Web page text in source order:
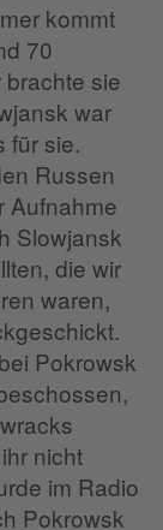
kommt
70
sie
war
für sie.
Russen
Aufnahme
Slowjansk
die wir
waren,
Pokrowsk
nicht
im Radio
Pokrowsk